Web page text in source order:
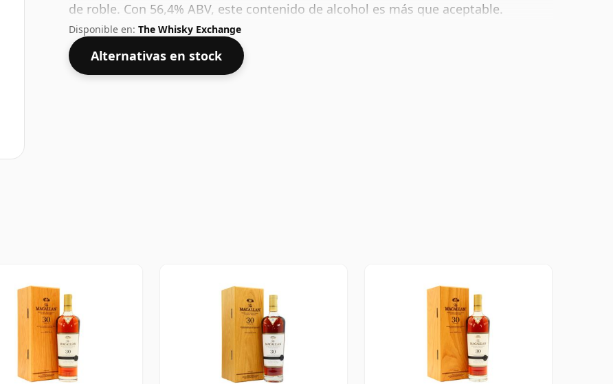
de roble. Con 56,4% ABV, este contenido de alcohol es más que aceptable.
Embotellado en el tamaño estándar de 70 cl.
Disponible en: The Whisky Exchange
Alternativas en stock